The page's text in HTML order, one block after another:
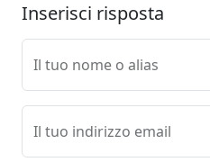
Inserisci risposta
Il tuo nome o alias
Il tuo indirizzo email